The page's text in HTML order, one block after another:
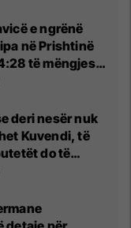
e ngrënë
në Prishtinë
të mëngjesit
serbe
deri nesër nuk
Kuvendi, të
do të
të rëndë